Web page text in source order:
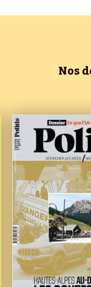
Nos